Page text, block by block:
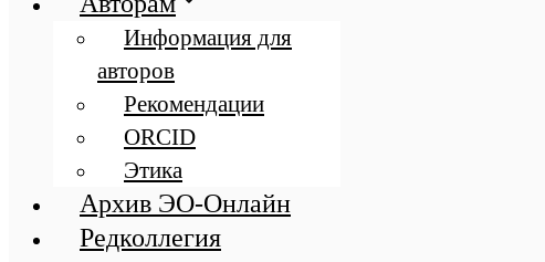
Информация для
авторов
Рекомендации
ORCID
Этика
Архив ЭО-Онлайн
Редколлегия